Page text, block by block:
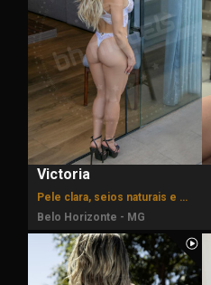
Victoria
Pele clara, seios naturais e bumbum empinadinho.
Belo Horizonte - MG